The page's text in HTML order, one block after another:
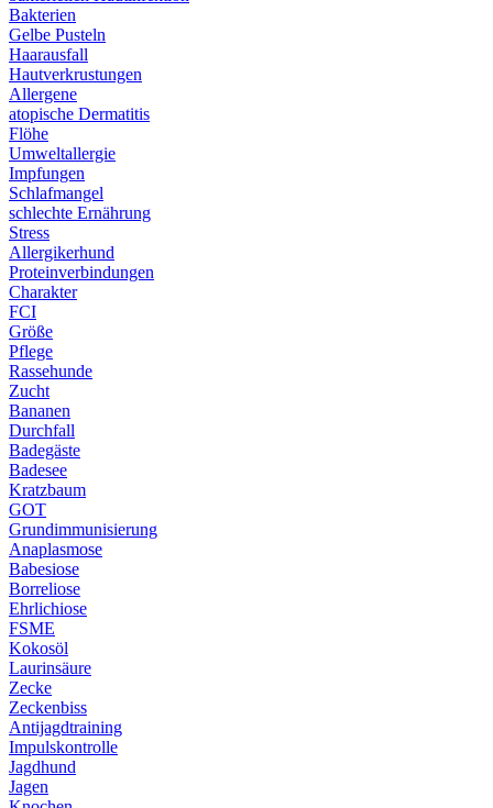
Bakterien
Gelbe Pusteln
Haarausfall
Hautverkrustungen
Allergene
atopische Dermatitis
Flöhe
Umweltallergie
Impfungen
Schlafmangel
schlechte Ernährung
Stress
Allergikerhund
Proteinverbindungen
Charakter
FCI
Größe
Pflege
Rassehunde
Zucht
Bananen
Durchfall
Badegäste
Badesee
Kratzbaum
GOT
Grundimmunisierung
Anaplasmose
Babesiose
Borreliose
Ehrlichiose
FSME
Kokosöl
Laurinsäure
Zecke
Zeckenbiss
Antijagdtraining
Impulskontrolle
Jagdhund
Jagen